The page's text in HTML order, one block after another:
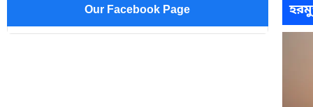
Our Facebook Page